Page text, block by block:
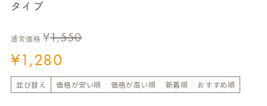
タイプ
通常価格 ¥1,550
¥1,280
並び替え 価格が安い順 価格が高い順 新着順 おすすめ順